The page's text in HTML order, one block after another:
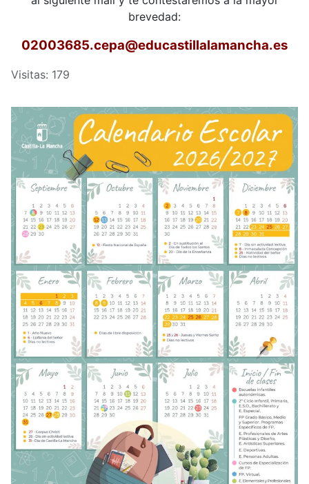
brevedad:
02003685.cepa@educastillalamancha.es
Visitas: 179